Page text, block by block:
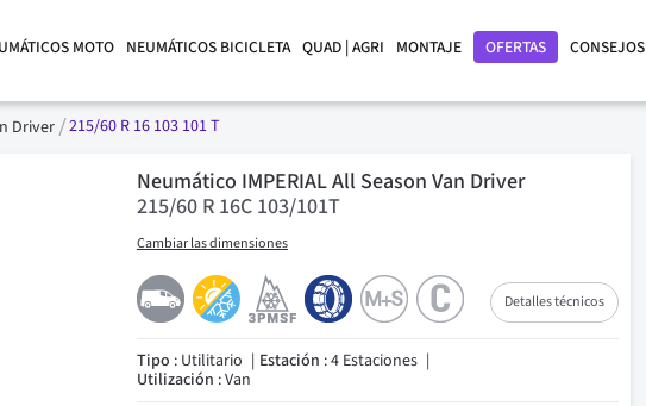
MOTO NEUMÁTICOS BICICLETA QUAD | AGRI MONTAJE OFERTAS CONSEJOS
Driver 215/60 R 16 103 101 T
Neumático IMPERIAL All Season Van Driver
215/60 R 16C 103/101T
Cambiar las dimensiones
Detalles técnicos
Tipo : Utilitario Estación : 4 Estaciones
Utilización : Van